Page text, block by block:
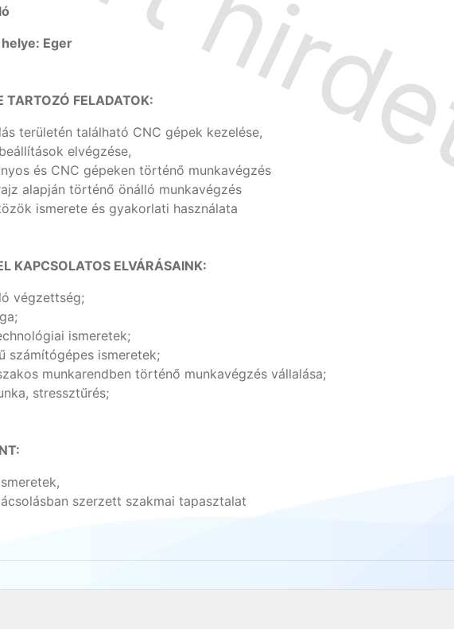
Eger
TARTOZÓ FELADATOK:
területén található CNC gépek kezelése,
elvégzése,
és CNC gépeken történő munkavégzés
alapján történő önálló munkavégzés
ismerete és gyakorlati használata
KAPCSOLATOS ELVÁRÁSAINK:
végzettség;
ismeretek;
számítógépes ismeretek;
munkarendben történő munkavégzés vállalása;
stressztűrés;
szerzett szakmai tapasztalat